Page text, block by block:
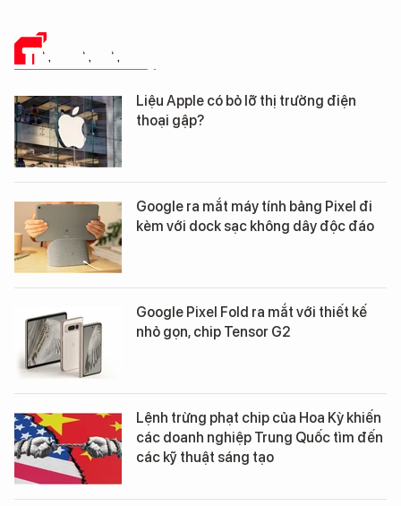
TIN CÔNG NGHỆ
Liệu Apple có bỏ lỡ thị trường điện
thoại gập?
Google ra mắt máy tính bảng Pixel đi
kèm với dock sạc không dây độc đáo
Google Pixel Fold ra mắt với thiết kế
nhỏ gọn, chip Tensor G2
Lệnh trừng phạt chip của Hoa Kỳ khiến
các doanh nghiệp Trung Quốc tìm đến
các kỹ thuật sáng tạo